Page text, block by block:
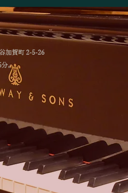
－対話と共鳴―」のお知
加賀町 2-5-26
分。